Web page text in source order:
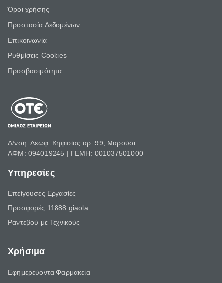
Όροι χρήσης
Προστασία Δεδομένων
Επικοινωνία
Ρυθμίσεις Cookies
Προσβασιμότητα
Δ/νση: Λεωφ. Κηφισίας αρ. 99, Μαρούσι
ΑΦΜ: 094019245 | ΓΕΜΗ: 001037501000
Υπηρεσίες
Επείγουσες Εργασίες
Προσφορές 11888 giaola
Ραντεβού με Τεχνικούς
Χρήσιμα
Εφημερεύοντα Φαρμακεία